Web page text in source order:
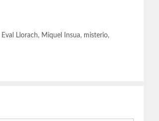
Eval Llorach, Miquel Insua, misterio,